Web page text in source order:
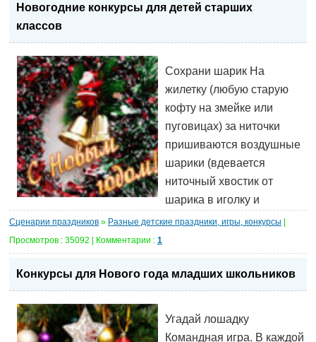
Новогодние конкурсы для детей старших
классов
Сохрани шарик На
жилетку (любую старую
кофту на змейке или
пуговицах) за ниточки
пришиваются воздушные
шарики (вдевается
ниточный хвостик от
шарика в иголку и
Сценарии праздников » Разные детские праздники, игры, конкурсы |
Просмотров : 35092 | Комментарии : 1
Конкурсы для Нового года младших школьников
Угадай лошадку
Командная игра. В каждой